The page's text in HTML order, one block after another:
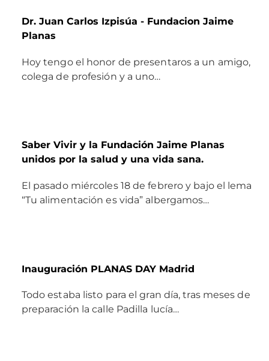
Dr. Juan Carlos Izpisúa - Fundacion Jaime
Planas
Hoy tengo el honor de presentaros a un amigo,
colega de profesión y a uno…
Saber Vivir y la Fundación Jaime Planas
unidos por la salud y una vida sana.
El pasado miércoles 18 de febrero y bajo el lema
“Tu alimentación es vida” albergamos…
Inauguración PLANAS DAY Madrid
Todo estaba listo para el gran día, tras meses de
preparación la calle Padilla lucía…